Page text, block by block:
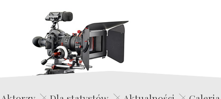
Edwin Film Agencja Aktorska